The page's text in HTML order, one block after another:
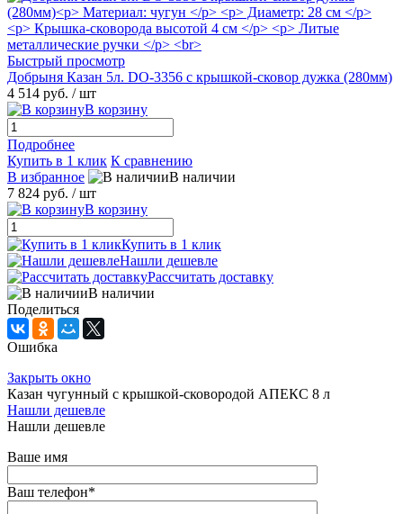
Быстрый просмотр
Добрыня Казан 5л. DO-3356 с крышкой-сковор дужка (280мм)
4 514 руб. / шт
В корзину
Подробнее
Купить в 1 клик К сравнению
В избранное
В наличии
7 824 руб. / шт
В корзину
Купить в 1 клик
Нашли дешевле
Рассчитать доставку
В наличии
Поделиться
Ошибка
Закрыть окно
Казан чугунный с крышкой-сковородой АПЕКС 8 л
Нашли дешевле
Нашли дешевле
Ваше имя
Ваш телефон*